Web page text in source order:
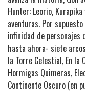
Hunter: Leorio,
aventuras. Por
infinidad de
hasta ahora- siete
la Torre Celestial, En la
Hormigas Quimeras,
Continente Oscuro (en